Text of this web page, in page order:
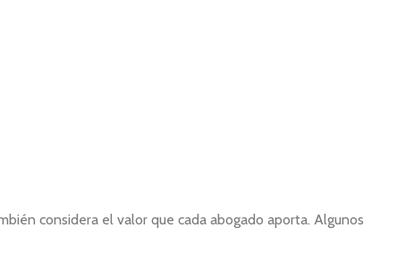
considera el valor que cada abogado aporta. Algunos